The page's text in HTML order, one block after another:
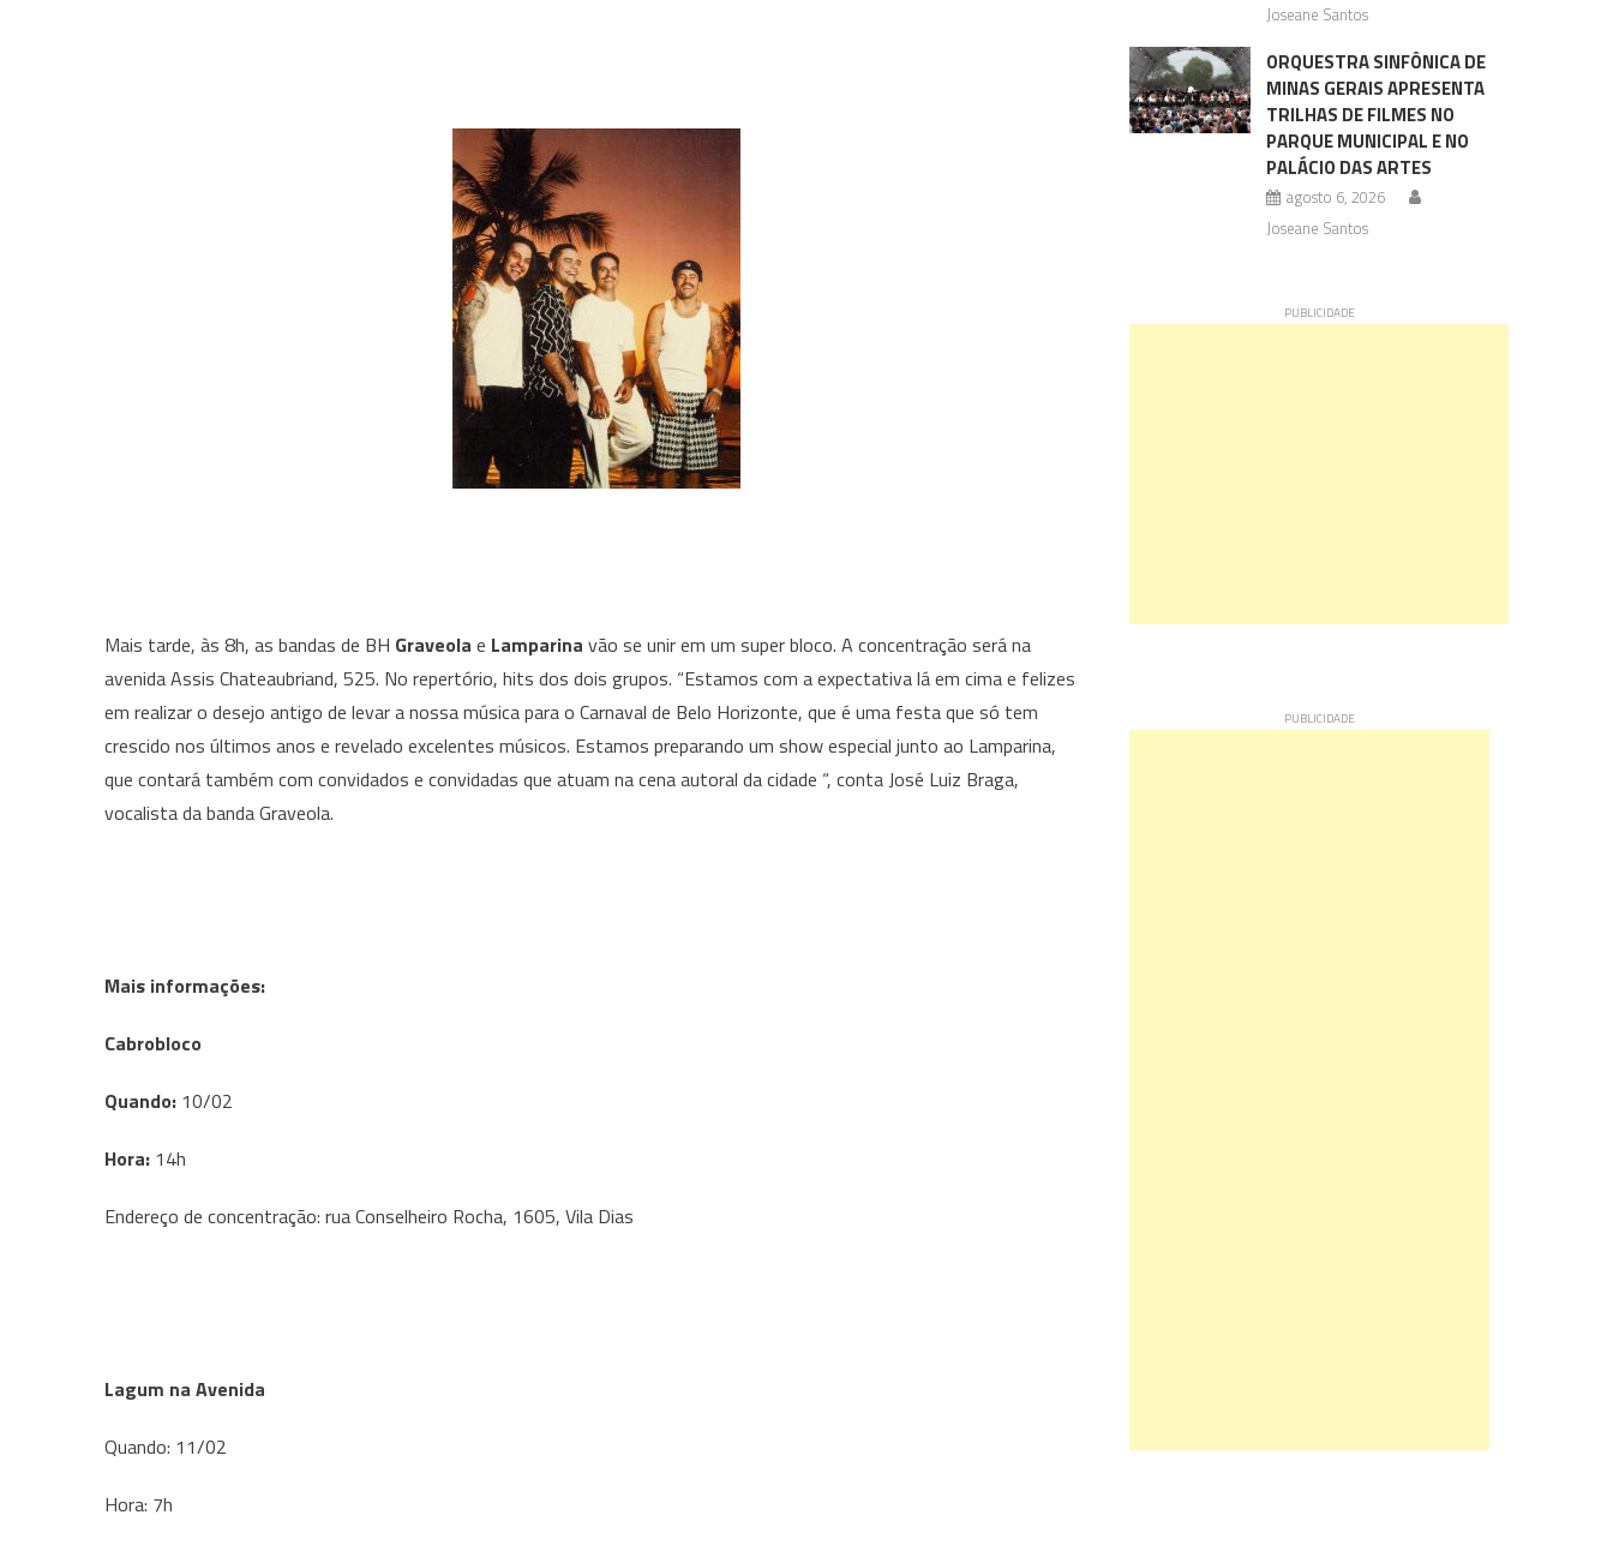
Mais tarde, às 8h, as bandas de BH Graveola e Lamparina vão se unir em um super bloco. A concentração será na
avenida Assis Chateaubriand, 525. No repertório, hits dos dois grupos. “Estamos com a expectativa lá em cima e felizes
em realizar o desejo antigo de levar a nossa música para o Carnaval de Belo Horizonte, que é uma festa que só tem
crescido nos últimos anos e revelado excelentes músicos. Estamos preparando um show especial junto ao Lamparina,
que contará também com convidados e convidadas que atuam na cena autoral da cidade “, conta José Luiz Braga,
vocalista da banda Graveola.
Mais informações:
Cabrobloco
Quando: 10/02
Hora: 14h
Endereço de concentração: rua Conselheiro Rocha, 1605, Vila Dias
Lagum na Avenida
Quando: 11/02
Hora: 7h
Joseane Santos
ORQUESTRA SINFÔNICA DE
MINAS GERAIS APRESENTA
TRILHAS DE FILMES NO
PARQUE MUNICIPAL E NO
PALÁCIO DAS ARTES
agosto 6, 2026
Joseane Santos